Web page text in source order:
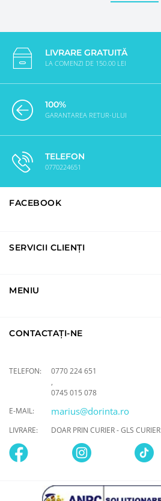
LIVRARE GRATUITĂ
LA COMENZI DE 150.00 LEI
100%
GARANTAREA RETUR-ULUI
TELEFON
0770224651
FACEBOOK
SERVICII CLIENȚI
MENIU
CONTACTAȚI-NE
TELEFON:
0770 224 651
,
0745 015 078
E-MAIL:
marius@dorinta.ro
LIVRARE: DOAR PRIN CURIER - GLS CURIER